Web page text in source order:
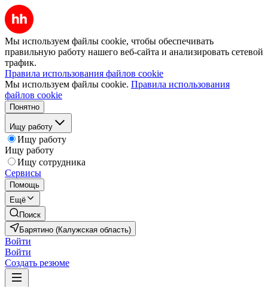
Мы используем файлы cookie, чтобы обеспечивать
правильную работу нашего веб-сайта и анализировать сетевой
трафик.
Правила использования файлов cookie
Мы используем файлы cookie. Правила использования
файлов cookie
Понятно
Ищу работу
Ищу работу
Ищу работу
Ищу сотрудника
Сервисы
Помощь
Ещё
Поиск
Барятино (Калужская область)
Войти
Войти
Создать резюме